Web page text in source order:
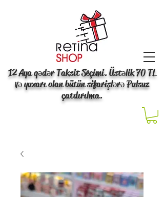
12 Aya qədər Taksit Seçimi. Üstəlik 70 TL
və yuxarı olan bütün sifarişlərə Pulsuz
çatdırılma.